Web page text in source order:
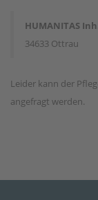
HUMANITAS
34633 Ottrau
Leider kann der
angefragt werden.